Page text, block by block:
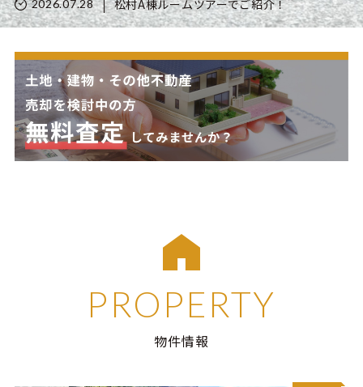
2026.07.28 松村A棟ルームツアーでご紹介！
PROPERTY
物件情報